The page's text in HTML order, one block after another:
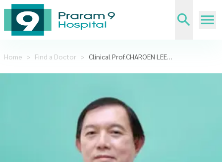
Home > Find a Doctor > Clinical Prof.CHAROEN LEENANUPUNTH,M.D.,FACC